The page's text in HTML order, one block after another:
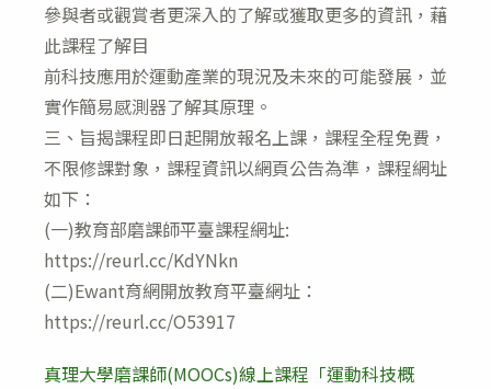
參與者或觀賞者更深入的了解或獲取更多的資訊，藉
此課程了解目
前科技應用於運動產業的現況及未來的可能發展，並
實作簡易感測器了解其原理。
三、旨揭課程即日起開放報名上課，課程全程免費，
不限修課對象，課程資訊以網頁公告為準，課程網址
如下：
(一)教育部磨課師平臺課程網址:
https://reurl.cc/KdYNkn
(二)Ewant育網開放教育平臺網址：
https://reurl.cc/O53917
真理大學磨課師(MOOCs)線上課程「運動科技概